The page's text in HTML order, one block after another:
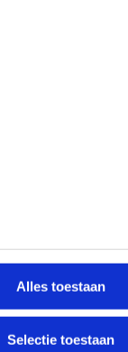
Alles toestaan
Selectie toestaan
Bodycheck aan
susag.nl